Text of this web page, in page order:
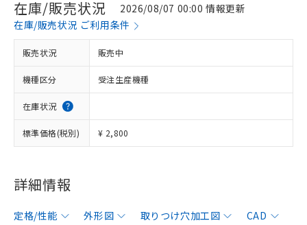
在庫/販売状況
2026/08/07 00:00 情報更新
在庫/販売状況 ご利用条件
販売状況 販売中
機種区分 受注生産機種
在庫状況
標準価格(税別) ¥ 2,800
詳細情報
定格/性能 外形図 取りつけ穴加工図
CAD